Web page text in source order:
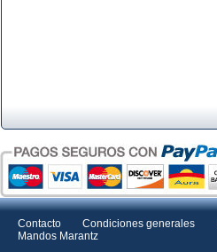
Contacto Condiciones generales
Mandos Marantz